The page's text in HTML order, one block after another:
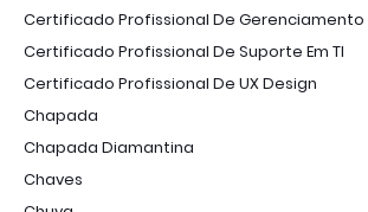
Certificado Profissional De Gerenciamento
Certificado Profissional De Suporte Em TI
Certificado Profissional De UX Design
Chapada
Chapada Diamantina
Chaves